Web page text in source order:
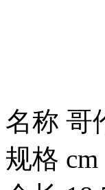
名称 哥
规格 cm